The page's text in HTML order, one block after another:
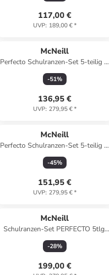
117,00 €
UVP: 189,00 €*
McNeill
Perfecto Schulranzen-Set 5-teilig in
Black
-51%
136,95 €
UVP: 279,95 €*
McNeill
Perfecto Schulranzen-Set 5-teilig in
Frozen
-45%
151,95 €
UVP: 279,95 €*
McNeill
Schulranzen-Set PERFECTO 5tlg.
PINKY in pink
-28%
199,00 €